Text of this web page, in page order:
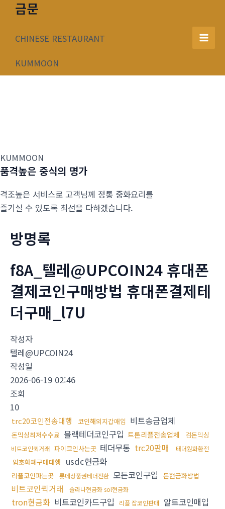
너
금문
CHINESE RESTAURANT
KUMMOON
Main
KUMMOON
품격높은 중식의 명가
격조높은 서비스로 고객님께 정통 중화요리를
즐기실 수 있도록 최선을 다하겠습니다.
방명록
f8A_텔레@UPCOIN24 휴대폰
결제코인구매방법 휴대폰결제테
더구매_l7U
작성자
텔레@UPCOIN24
작성일
2026-06-19 02:46
조회
10
trc20코인전송대행 코인해외지갑매입 비트송금업체
돈믹싱최저수수료 블랙테더코인구입 트론리플전송업체 검돈믹싱
비트코인퀵거래 파이코인사는곳 테더무통 trc20판매 태더원화환전
암호화폐구매대행 usdc현금화
리플코인파는곳 롯데상품권테더전환 모든코인구입 돈현금화방법
비트코인퀵거래 솔라나현금화 sol현금화
tron현금화 비트코인카드구입 리플 잡코인판매 알트코인매입